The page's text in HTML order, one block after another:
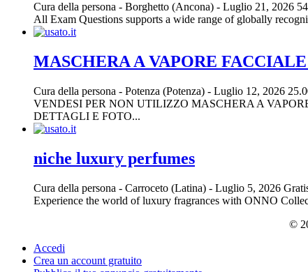
Cura della persona - Borghetto (Ancona) - Luglio 21, 2026
All Exam Questions supports a wide range of globally
MASCHERA A VAPORE
Cura della persona - Potenza (Potenza) - Luglio 12, 2026
VENDESI PER NON UTILIZZO MASCHERA A
DETTAGLI E FOTO...
niche luxury perfumes
Cura della persona - Carroceto (Latina) - Luglio 5, 2026
Experience the world of luxury fragrances with ONNO
©
Accedi
Crea un account gratuito